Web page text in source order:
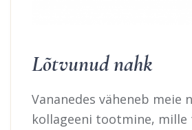
Lõtvunud nahk
Vananedes väheneb meie
kollageeni tootmine, mille